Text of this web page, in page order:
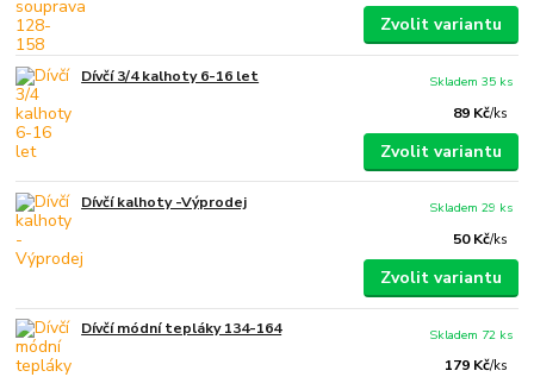
Zvolit variantu
Dívčí 3/4 kalhoty 6-16 let
89 Kč/ks
Skladem 35 ks
Zvolit variantu
Dívčí kalhoty -Výprodej
50 Kč/ks
Skladem 29 ks
Zvolit variantu
Dívčí módní tepláky 134-164
179 Kč/ks
Skladem 72 ks